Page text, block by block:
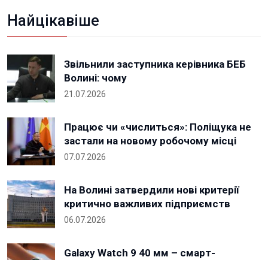
Найцікавіше
Звільнили заступника керівника БЕБ
Волині: чому
21.07.2026
Працює чи «числиться»: Поліщука не
застали на новому робочому місці
07.07.2026
На Волині затвердили нові критерії
критично важливих підприємств
06.07.2026
Galaxy Watch 9 40 мм – смарт-